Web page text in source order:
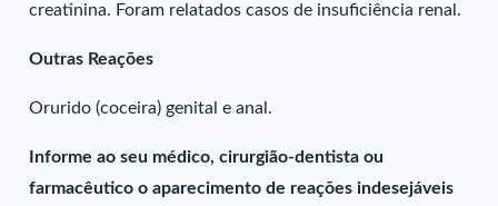
creatinina. Foram relatados casos de insuficiência renal.
Outras Reações
Orurido (coceira) genital e anal.
Informe ao seu médico, cirurgião-dentista ou
farmacêutico o aparecimento de reações indesejáveis